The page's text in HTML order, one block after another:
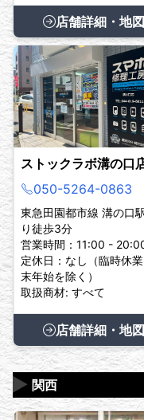
店舗詳細・地図
ストックラボ溝の口
050-5264-0863
東急田園都市線 溝の口
り徒歩3分
営業時間：11:00 -
定休日：なし（臨時休
末年始を除く）
取扱商材: すべて
店舗詳細・地図
関西
▶